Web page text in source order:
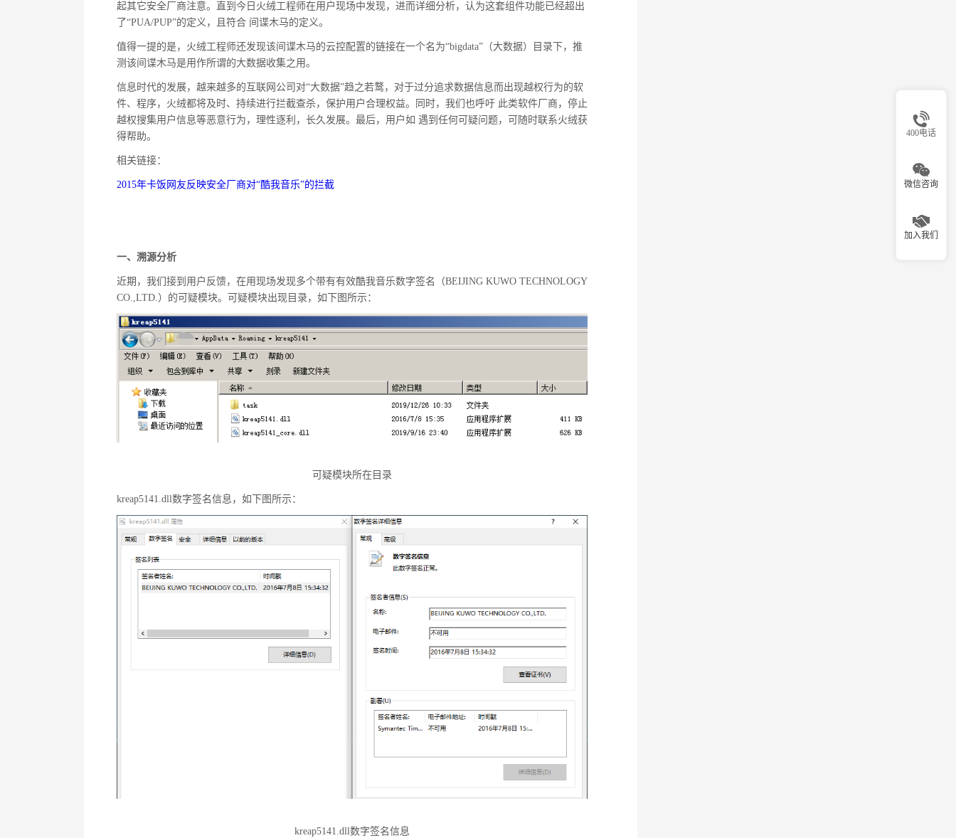
400电话
微信咨询
加入我们
起其它安全厂商注意。直到今日火绒工程师在用户现场中发现，进而详细分析，认为这套组件功能已经超出
了“PUA/PUP”的定义，且符合 间谍木马的定义。
值得一提的是，火绒工程师还发现该间谍木马的云控配置的链接在一个名为“bigdata”（大数据）目录下，推
测该间谍木马是用作所谓的大数据收集之用。
信息时代的发展，越来越多的互联网公司对“大数据”趋之若鹜，对于过分追求数据信息而出现越权行为的软
件、程序，火绒都将及时、持续进行拦截查杀，保护用户合理权益。同时，我们也呼吁 此类软件厂商，停止
越权搜集用户信息等恶意行为，理性逐利，长久发展。最后，用户如 遇到任何可疑问题，可随时联系火绒获
得帮助。
相关链接：
2015年卡饭网友反映安全厂商对“酷我音乐”的拦截
一、溯源分析
近期，我们接到用户反馈，在用现场发现多个带有有效酷我音乐数字签名（BEIJING KUWO TECHNOLOGY
CO.,LTD.）的可疑模块。可疑模块出现目录，如下图所示：
可疑模块所在目录
kreap5141.dll数字签名信息，如下图所示：
kreap5141.dll数字签名信息